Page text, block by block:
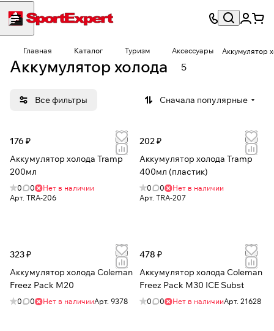
Главная Каталог Туризм Аксессуары Аккумулятор
Аккумулятор холода 5
Все фильтры Сначала популярные
176 ₽
Аккумулятор холода Tramp
200мл
0 0
Нет в наличии
Арт. TRA-206
202 ₽
Аккумулятор холода Tramp
400мл (пластик)
0 0
Нет в наличии
Арт. TRA-207
323 ₽
Аккумулятор холода Coleman
Freez Pack M20
0 0 Нет в наличииАрт. 9378
478 ₽
Аккумулятор холода Coleman
Freez Pack M30 ICE Subst
0 0 Нет в наличииАрт. 21628